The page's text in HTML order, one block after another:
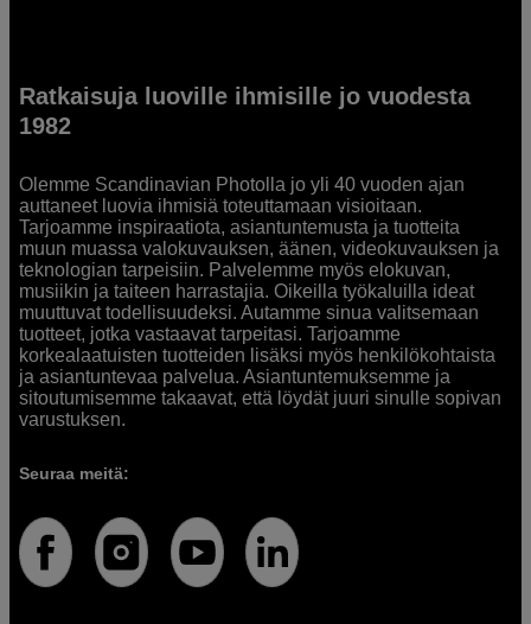
Ratkaisuja luoville ihmisille jo vuodesta
1982
Olemme Scandinavian Photolla jo yli 40 vuoden ajan
auttaneet luovia ihmisiä toteuttamaan visioitaan.
Tarjoamme inspiraatiota, asiantuntemusta ja tuotteita
muun muassa valokuvauksen, äänen, videokuvauksen ja
teknologian tarpeisiin. Palvelemme myös elokuvan,
musiikin ja taiteen harrastajia. Oikeilla työkaluilla ideat
muuttuvat todellisuudeksi. Autamme sinua valitsemaan
tuotteet, jotka vastaavat tarpeitasi. Tarjoamme
korkealaatuisten tuotteiden lisäksi myös henkilökohtaista
ja asiantuntevaa palvelua. Asiantuntemuksemme ja
sitoutumisemme takaavat, että löydät juuri sinulle sopivan
varustuksen.
Seuraa meitä: